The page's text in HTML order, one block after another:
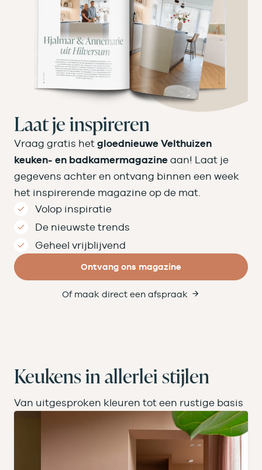
Laat je inspireren
Vraag gratis het gloednieuwe Velthuizen
keuken- en badkamermagazine aan! Laat je
gegevens achter en ontvang binnen een week
het inspirerende magazine op de mat.
Volop inspiratie
De nieuwste trends
Geheel vrijblijvend
Ontvang ons magazine
Of maak direct een afspraak
Keukens in allerlei stijlen
Van uitgesproken kleuren tot een rustige basis